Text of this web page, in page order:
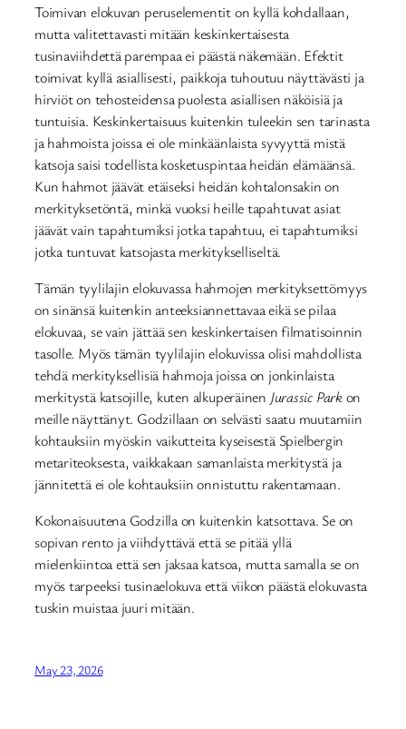
Toimivan elokuvan peruselementit on kyllä kohdallaan,
mutta valitettavasti mitään keskinkertaisesta
tusinaviihdettä parempaa ei päästä näkemään. Efektit
toimivat kyllä asiallisesti, paikkoja tuhoutuu näyttävästi ja
hirviöt on tehosteidensa puolesta asiallisen näköisiä ja
tuntuisia. Keskinkertaisuus kuitenkin tuleekin sen tarinasta
ja hahmoista joissa ei ole minkäänlaista syvyyttä mistä
katsoja saisi todellista kosketuspintaa heidän elämäänsä.
Kun hahmot jäävät etäiseksi heidän kohtalonsakin on
merkityksetöntä, minkä vuoksi heille tapahtuvat asiat
jäävät vain tapahtumiksi jotka tapahtuu, ei tapahtumiksi
jotka tuntuvat katsojasta merkitykselliseltä.
Tämän tyylilajin elokuvassa hahmojen merkityksettömyys
on sinänsä kuitenkin anteeksiannettavaa eikä se pilaa
elokuvaa, se vain jättää sen keskinkertaisen filmatisoinnin
tasolle. Myös tämän tyylilajin elokuvissa olisi mahdollista
tehdä merkityksellisiä hahmoja joissa on jonkinlaista
merkitystä katsojille, kuten alkuperäinen Jurassic Parkon
meille näyttänyt. Godzillaan on selvästi saatu muutamiin
kohtauksiin myöskin vaikutteita kyseisestä Spielbergin
metariteoksesta, vaikkakaan samanlaista merkitystä ja
jännitettä ei ole kohtauksiin onnistuttu rakentamaan.
Kokonaisuutena Godzilla on kuitenkin katsottava. Se on
sopivan rento ja viihdyttävä että se pitää yllä
mielenkiintoa että sen jaksaa katsoa, mutta samalla se on
myös tarpeeksi tusinaelokuva että viikon päästä elokuvasta
tuskin muistaa juuri mitään.
May 23, 2026